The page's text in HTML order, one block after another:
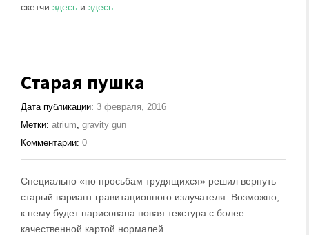
скетчи здесь и здесь
Старая пушка
Дата публикации: 3 февраля, 2016
Метки: atrium gravity gun
Комментарии: 0
Специально «по просьбам трудящихся» решил вернуть
старый вариант гравитационного излучателя. Возможно,
к нему будет нарисована новая текстура с более
качественной картой нормалей.